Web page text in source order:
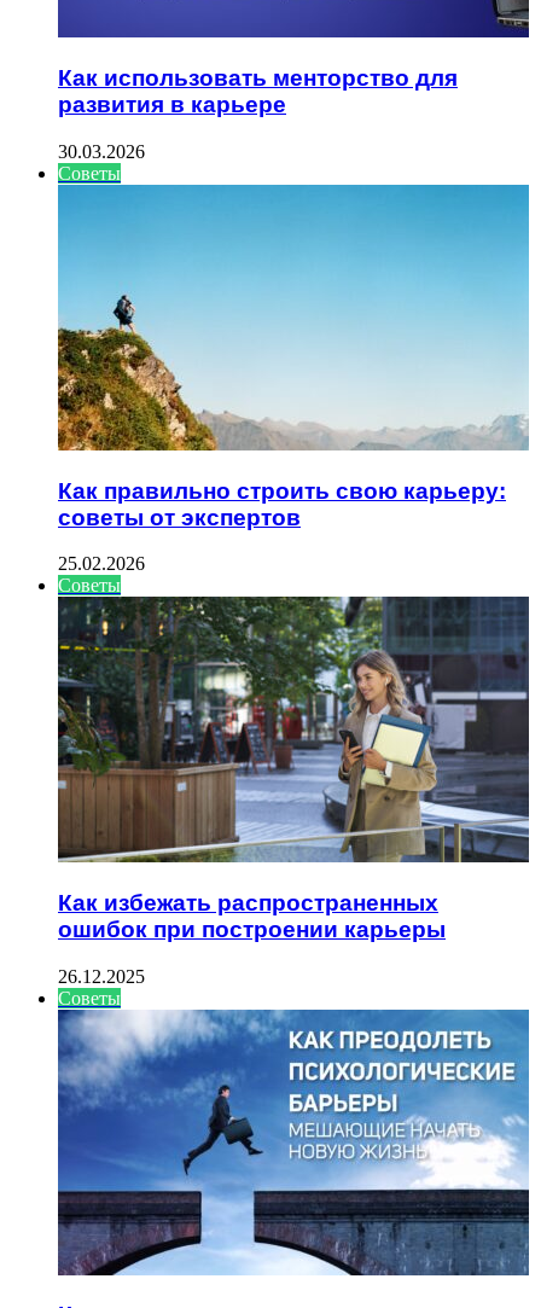
Как использовать менторство для
развития в карьере
30.03.2026
Советы
Как правильно строить свою карьеру:
советы от экспертов
25.02.2026
Советы
Как избежать распространенных
ошибок при построении карьеры
26.12.2025
Советы